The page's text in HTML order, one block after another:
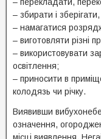
– збирати і
– намагатися
– виготовляти різні
– використовувати
освітлення;
– приносити в
колодязь чи річку.
Виявивши
означення,
місці виявлення.